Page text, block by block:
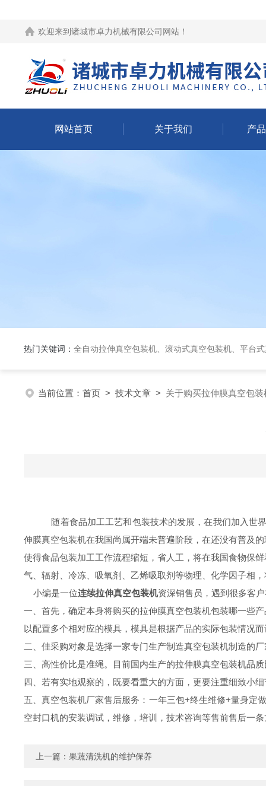
欢迎来到 诸城市卓力机械有限公司网站 ！
网站首页 关于我们 产
热门关键词： 全自动拉伸真空包装机、滚动式真空包装机、平台式真空包装机、大米定量
当前位置： 首页 > 技术文章 > 关于购买拉伸膜真空包
随着食品加工工艺和包装技术的发展，在我们加入世
伸膜真空包装机在我国尚属开端未普遍阶段，在还没有普及
使得食品包装加工工作流程缩短，省人工，将在我国食物保
气、辐射、冷冻、吸氧剂、乙烯吸取剂等物理、化学因子相
小编是一位连续拉伸真空包装机资深销售员，遇到很多客
一、首先，确定本身将购买的拉伸膜真空包装机包装哪一些
以配置多个相对应的模具，模具是根据产品的实际包装情况
二、佳采购对象是选择一家专门生产制造真空包装机制造的
三、高性价比是准绳。目前国内生产的拉伸膜真空包装机品
四、若有实地观察的，既要看重大的方面，更要注重细致小
五、真空包装机厂家售后服务：一年三包+终生维修+量身定
空封口机的安装调试，维修，培训，技术咨询等售前售后一
上一篇： 果蔬清洗机的维护保养